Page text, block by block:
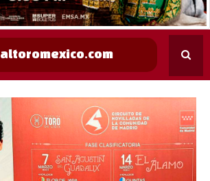
altoromexico.com